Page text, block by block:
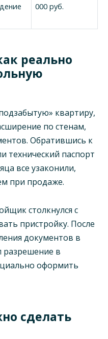
000 руб.
реально
квартиру,
по стенам,
Обратившись к
технический паспорт
все узаконили,
при продаже.
столкнулся с
пристройку. После
документов в
разрешение в
оформить
сделать